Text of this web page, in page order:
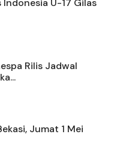
Indonesia U-17 Gilas
Rilis Jadwal
Jumat 1 Mei